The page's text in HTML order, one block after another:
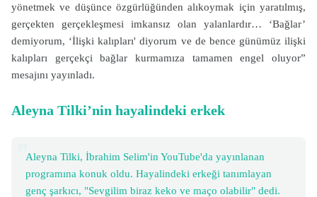
yönetmek ve düşünce özgürlüğünden alıkoymak için yaratılmış,
gerçekten gerçekleşmesi imkansız olan yalanlardır… ‘Bağlar’
demiyorum, ‘İlişki kalıpları' diyorum ve de bence günümüz ilişki
kalıpları gerçekçi bağlar kurmamıza tamamen engel oluyor”
mesajını yayınladı.
Aleyna Tilki’nin hayalindeki erkek
Aleyna Tilki, İbrahim Selim'in YouTube'da yayınlanan
programına konuk oldu. Hayalindeki erkeği tanımlayan
genç şarkıcı, "Sevgilim biraz keko ve maço olabilir" dedi.